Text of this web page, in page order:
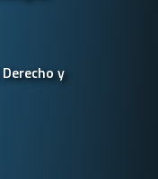
Derecho y